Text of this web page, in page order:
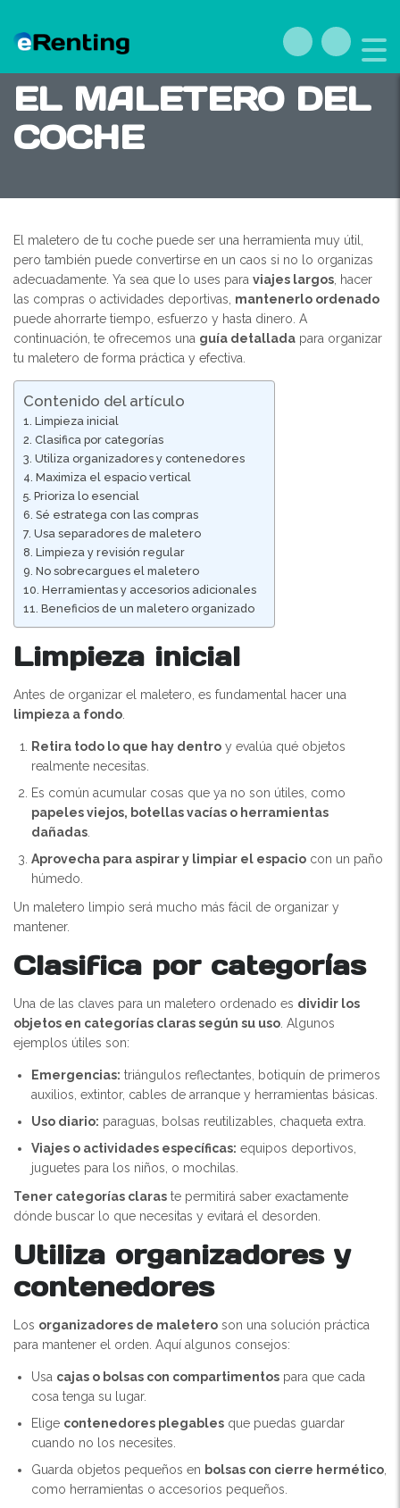
CÓMO ORGANIZAR
EL MALETERO DEL
COCHE
El maletero de tu coche puede ser una herramienta muy útil,
pero también puede convertirse en un caos si no lo organizas
adecuadamente. Ya sea que lo uses para viajes largos , hacer
las compras o actividades deportivas, mantenerlo ordenado
puede ahorrarte tiempo, esfuerzo y hasta dinero. A
continuación, te ofrecemos una guía detallada para organizar
tu maletero de forma práctica y efectiva.
Contenido del artículo
Limpieza inicial
Clasifica por categorías
Utiliza organizadores y contenedores
Maximiza el espacio vertical
Prioriza lo esencial
Sé estratega con las compras
Usa separadores de maletero
Limpieza y revisión regular
No sobrecargues el maletero
Herramientas y accesorios adicionales
Beneficios de un maletero organizado
Limpieza inicial
Antes de organizar el maletero, es fundamental hacer una
limpieza a fondo
Retira todo lo que hay dentro y evalúa qué objetos
realmente necesitas.
Es común acumular cosas que ya no son útiles, como
papeles viejos, botellas vacías o herramientas
dañadas
Aprovecha para aspirar y limpiar el espacio con un paño
húmedo.
Un maletero limpio será mucho más fácil de organizar y
mantener.
Clasifica por categorías
Una de las claves para un maletero ordenado es dividir los
objetos en categorías claras según su uso . Algunos
ejemplos útiles son:
Emergencias: triángulos reflectantes, botiquín de primeros
auxilios, extintor, cables de arranque y herramientas básicas.
Uso diario: paraguas, bolsas reutilizables, chaqueta extra.
Viajes o actividades específicas: equipos deportivos,
juguetes para los niños, o mochilas.
Tener categorías claras te permitirá saber exactamente
dónde buscar lo que necesitas y evitará el desorden.
Utiliza organizadores y
contenedores
Los organizadores de maletero son una solución práctica
para mantener el orden. Aquí algunos consejos:
Usa cajas o bolsas con compartimentos para que cada
cosa tenga su lugar.
Elige contenedores plegables que puedas guardar
cuando no los necesites.
Guarda objetos pequeños en bolsas con cierre hermético
como herramientas o accesorios pequeños.